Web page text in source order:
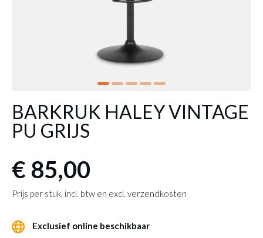
BARKRUK HALEY VINTAGE
PU GRIJS
€ 85,00
Prijs per stuk, incl. btw en excl. verzendkosten
Exclusief online beschikbaar